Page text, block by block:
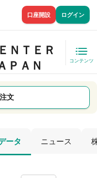
口座開設 ログイン
ＮＴＥＲ
ＰＡＮ
コンテンツ
文
ータ ニュース